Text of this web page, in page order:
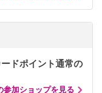
ドポイント通常の
参加ショップを見る